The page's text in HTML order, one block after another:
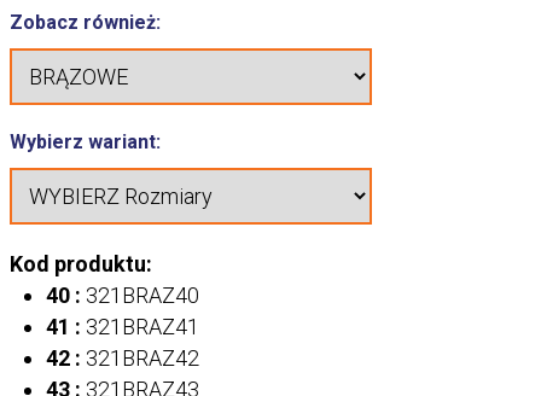
Zobacz również:
Wybierz wariant:
Kod produktu:
40 : 321BRAZ40
41 : 321BRAZ41
42 : 321BRAZ42
43 : 321BRAZ43